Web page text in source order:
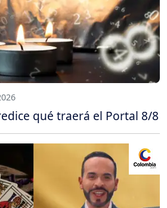
qué traerá el Portal 8/8